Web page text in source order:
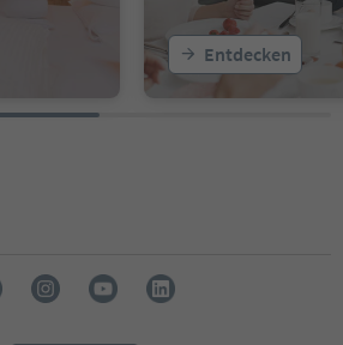
Entdecken